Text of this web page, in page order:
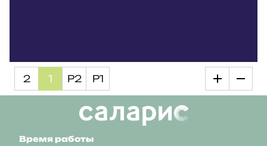
2 1 Р2 Р1
Время работы